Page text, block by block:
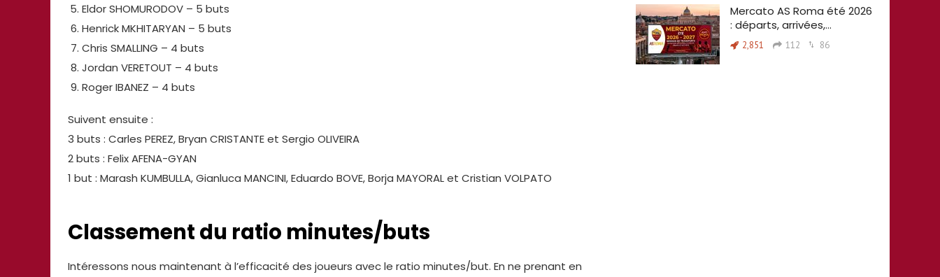
Eldor SHOMURODOV – 5 buts
Henrick MKHITARYAN – 5 buts
Chris SMALLING – 4 buts
Jordan VERETOUT – 4 buts
Roger IBANEZ – 4 buts
Suivent ensuite :
3 buts : Carles PEREZ, Bryan CRISTANTE et Sergio OLIVEIRA
2 buts : Felix AFENA-GYAN
1 but : Marash KUMBULLA, Gianluca MANCINI, Eduardo BOVE, Borja MAYORAL et Cristian VOLPATO
Classement du ratio minutes/buts
Intéressons nous maintenant à l’efficacité des joueurs avec le ratio minutes/but. En ne prenant en
Mercato AS Roma été 2026
: départs, arrivées,…
2,851 112 86